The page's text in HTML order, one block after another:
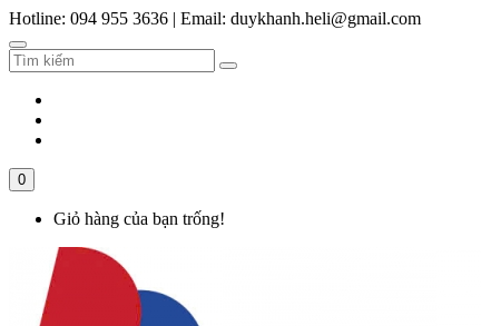
Hotline: 094 955 3636 | Email: duykhanh.heli@gmail.com
0
Giỏ hàng của bạn trống!